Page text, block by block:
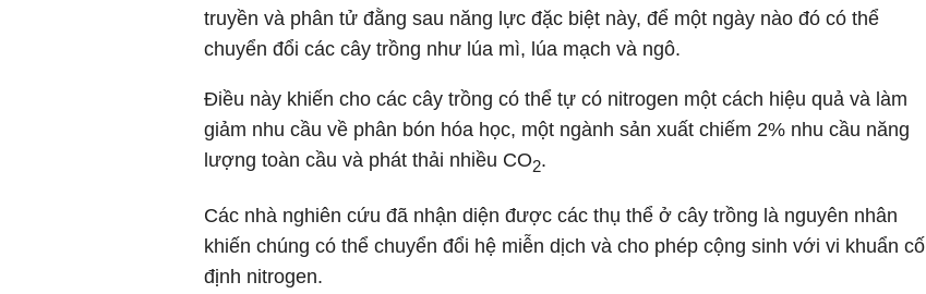
truyền và phân tử đằng sau năng lực đặc biệt này, để một ngày nào đó có thể
chuyển đổi các cây trồng như lúa mì, lúa mạch và ngô.
Điều này khiến cho các cây trồng có thể tự có nitrogen một cách hiệu quả và làm
giảm nhu cầu về phân bón hóa học, một ngành sản xuất chiếm 2% nhu cầu năng
lượng toàn cầu và phát thải nhiều CO2.
Các nhà nghiên cứu đã nhận diện được các thụ thể ở cây trồng là nguyên nhân
khiến chúng có thể chuyển đổi hệ miễn dịch và cho phép cộng sinh với vi khuẩn cố
định nitrogen.